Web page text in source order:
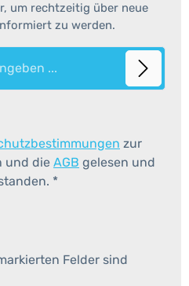
um rechtzeitig über neue
zu werden.
zur
und die AGB gelesen und
*
Felder sind